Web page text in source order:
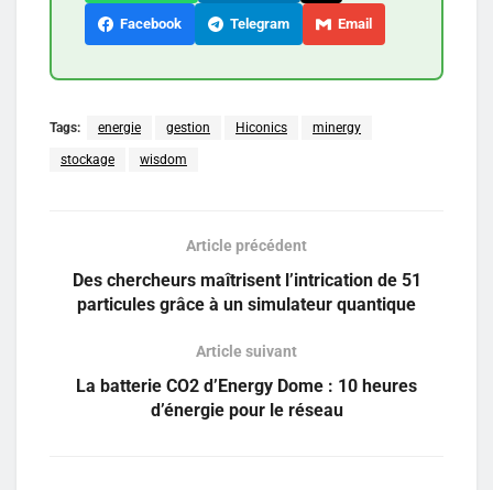
Facebook Telegram Email
Tags: energie gestion Hiconics minergy
stockage wisdom
Article précédent
Des chercheurs maîtrisent l’intrication de 51
particules grâce à un simulateur quantique
Article suivant
La batterie CO2 d’Energy Dome : 10 heures
d’énergie pour le réseau